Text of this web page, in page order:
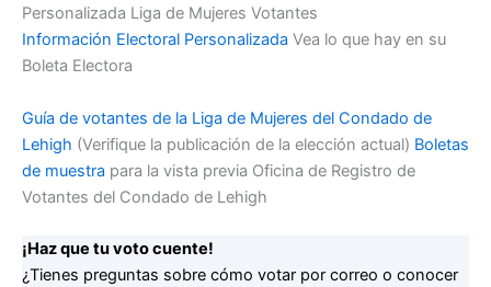
Personalizada Liga de Mujeres Votantes
Información Electoral Personalizada Vea lo que hay en su
Boleta Electora
Guía de votantes de la Liga de Mujeres del Condado de
Lehigh (Verifique la publicación de la elección actual) Boletas
de muestra para la vista previa Oficina de Registro de
Votantes del Condado de Lehigh
¡Haz que tu voto cuente!
¿Tienes preguntas sobre cómo votar por correo o conocer